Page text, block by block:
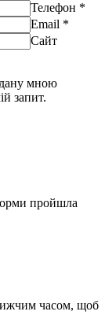
Телефон *
Email *
Сайт
мною
запит.
пройшла
часом, щоб